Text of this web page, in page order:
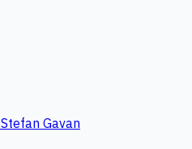
Stefan Gavan